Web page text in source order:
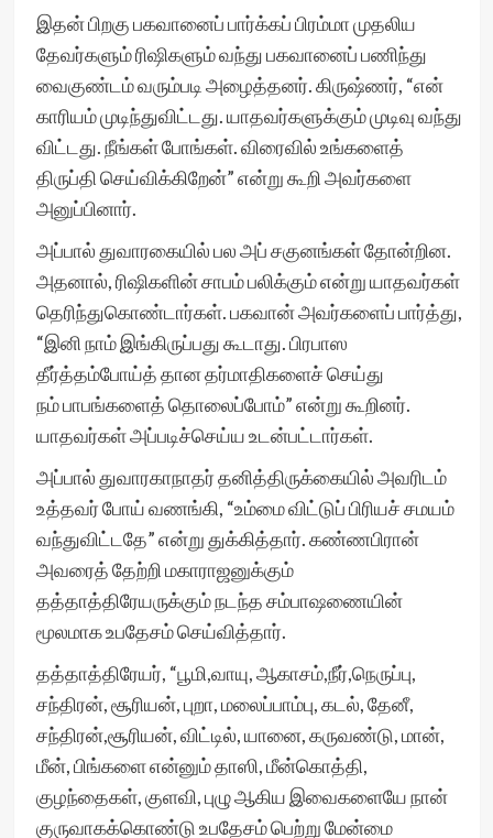
இதன் பிறகு பகவானைப் பார்க்கப் பிரம்மா முதலிய
தேவர்களும் ரிஷிகளும் வந்து பகவானைப் பணிந்து
வைகுண்டம் வரும்படி அழைத்தனர். கிருஷ்ணர், “என்
காரியம் முடிந்துவிட்டது. யாதவர்களுக்கும் முடிவு வந்து
விட்டது. நீங்கள் போங்கள். விரைவில் உங்களைத்
திருப்தி செய்விக்கிறேன்” என்று கூறி அவர்களை
அனுப்பினார்.
அப்பால் துவாரகையில் பல அப் சகுனங்கள் தோன்றின.
அதனால், ரிஷிகளின் சாபம் பலிக்கும் என்று யாதவர்கள்
தெரிந்துகொண்டார்கள். பகவான் அவர்களைப் பார்த்து,
“இனி நாம் இங்கிருப்பது கூடாது. பிரபாஸ
தீர்த்தம்போய்த் தான தர்மாதிகளைச் செய்து
நம் பாபங்களைத் தொலைப்போம்” என்று கூறினர்.
யாதவர்கள் அப்படிச்செய்ய உடன்பட்டார்கள்.
அப்பால் துவாரகாநாதர் தனித்திருக்கையில் அவரிடம்
உத்தவர் போய் வணங்கி, “உம்மை விட்டுப் பிரியச் சமயம்
வந்துவிட்டதே” என்று துக்கித்தார். கண்ணபிரான்
அவரைத் தேற்றி மகாராஜனுக்கும்
தத்தாத்திரேயருக்கும் நடந்த சம்பாஷணையின்
மூலமாக உபதேசம் செய்வித்தார்.
தத்தாத்திரேயர், “பூமி,வாயு, ஆகாசம்,நீர்,நெருப்பு,
சந்திரன், சூரியன், புறா, மலைப்பாம்பு, கடல், தேனீ,
சந்திரன்,சூரியன், விட்டில், யானை, கருவண்டு, மான்,
மீன், பிங்களை என்னும் தாஸி, மீன்கொத்தி,
குழந்தைகள், குளவி, புழு ஆகிய இவைகளையே நான்
குருவாகக்கொண்டு உபதேசம் பெற்று மேன்மை